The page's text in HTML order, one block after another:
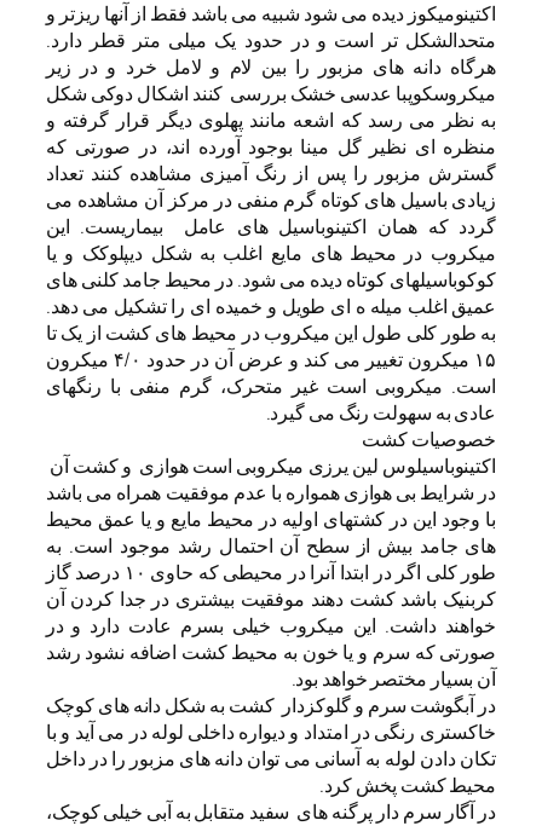
اکتینومیکوز دیده می شود شبیه می باشد فقط از آنها ریزتر و
متحدالشکل تر است و در حدود یک میلی متر قطر دارد.
هرگاه دانه های مزبور را بین لام و لامل خرد و در زیر
میکروسکوپبا عدسی خشک بررسی کنند اشکال دوکی شکل
به نظر می رسد که اشعه مانند پهلوی دیگر قرار گرفته و
منظره ای نظیر گل مینا بوجود آورده اند، در صورتی که
گسترش مزبور را پس از رنگ آمیزی مشاهده کنند تعداد
زیادی باسیل های کوتاه گرم منفی در مرکز آن مشاهده می
گردد که همان اکتینوباسیل های عامل بیماریست. این
میکروب در محیط های مایع اغلب به شکل دیپلوکک و یا
کوکوباسیلهای کوتاه دیده می شود. در محیط جامد کلنی های
عمیق اغلب میله ه ای طویل و خمیده ای را تشکیل می دهد.
به طور کلی طول این میکروب در محیط های کشت از یک تا
۱۵ میکرون تغییر می کند و عرض آن در حدود ۴/۰ میکرون
است. میکروبی است غیر متحرک، گرم منفی با رنگهای
عادی به سهولت رنگ می گیرد.
خصوصیات کشت
اکتینوباسیلوس لین یرزی میکروبی است هوازی و کشت آن
در شرایط بی هوازی همواره با عدم موفقیت همراه می باشد
با وجود این در کشتهای اولیه در محیط مایع و یا عمق محیط
های جامد بیش از سطح آن احتمال رشد موجود است. به
طور کلی اگر در ابتدا آنرا در محیطی که حاوی ۱۰ درصد گاز
کربنیک باشد کشت دهند موفقیت بیشتری در جدا کردن آن
خواهند داشت. این میکروب خیلی بسرم عادت دارد و در
صورتی که سرم و یا خون به محیط کشت اضافه نشود رشد
آن بسیار مختصر خواهد بود.
در آبگوشت سرم و گلوکزدار کشت به شکل دانه های کوچک
خاکستری رنگی در امتداد و دیواره داخلی لوله در می آید و با
تکان دادن لوله به آسانی می توان دانه های مزبور را در داخل
محیط کشت پخش کرد.
در آگار سرم دار پرگنه های سفید متقابل به آبی خیلی کوچک،